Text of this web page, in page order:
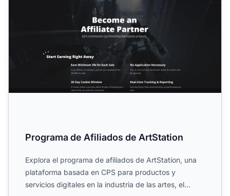
Programa de Afiliados de ArtStation
Explora el programa de afiliados de ArtStation, una
plataforma basada en CPS para productos y
servicios digitales en la industria de las artes, el